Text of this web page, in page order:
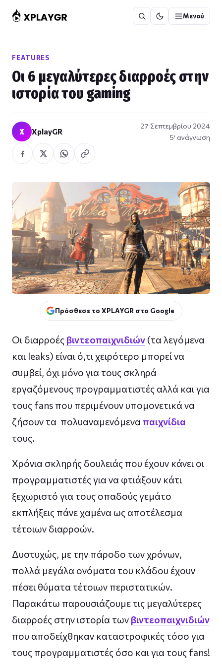
στο
περιεχόμενο
Μενού
FEATURES
Οι 6 μεγαλύτερες διαρροές στην
ιστορία του gaming
X XplayGR
27 Σεπτεμβρίου 2024
5′ ανάγνωση
Πρόσθεσε το XPLAYGR στο Google
Οι διαρροές βιντεοπαιχνιδιών (τα λεγόμενα
και leaks) είναι ό,τι χειρότερο μπορεί να
συμβεί, όχι μόνο για τους σκληρά
εργαζόμενους προγραμματιστές αλλά και για
τους fans που περιμένουν υπομονετικά να
ζήσουν τα πολυαναμενόμενα παιχνίδια
τους.
Χρόνια σκληρής δουλειάς που έχουν κάνει οι
προγραμματιστές για να φτιάξουν κάτι
ξεχωριστό για τους οπαδούς γεμάτο
εκπλήξεις πάνε χαμένα ως αποτέλεσμα
τέτοιων διαρροών.
Δυστυχώς, με την πάροδο των χρόνων,
πολλά μεγάλα ονόματα του κλάδου έχουν
πέσει θύματα τέτοιων περιστατικών.
Παρακάτω παρουσιάζουμε τις μεγαλύτερες
διαρροές στην ιστορία των βιντεοπαιχνιδιών
που αποδείχθηκαν καταστροφικές τόσο για
τους προγραμματιστές όσο και για τους fans!